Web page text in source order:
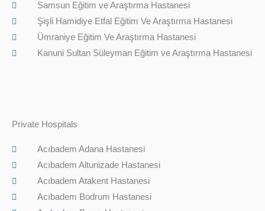
Samsun Eğitim ve Araştırma Hastanesi
Şişli Hamidiye Etfal Eğitim Ve Araştırma Hastanesi
Ümraniye Eğitim Ve Araştırma Hastanesi
Kanuni Sultan Süleyman Eğitim ve Araştırma Hastanesi
Private Hospitals
Acıbadem Adana Hastanesi
Acıbadem Altunizade Hastanesi
Acıbadem Atakent Hastanesi
Acıbadem Bodrum Hastanesi